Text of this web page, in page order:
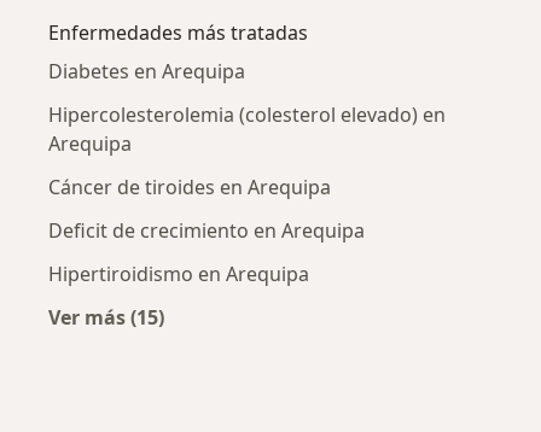
Enfermedades más tratadas
Diabetes en Arequipa
Hipercolesterolemia (colesterol elevado) en
Arequipa
Cáncer de tiroides en Arequipa
Deficit de crecimiento en Arequipa
Hipertiroidismo en Arequipa
Ver más (15)